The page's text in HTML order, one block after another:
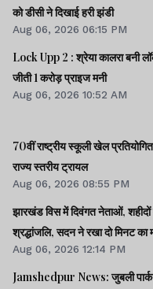
को डीसी ने दिखाई हरी झंडी
Aug 06, 2026 06:15 PM
Lock Upp 2 : श्रेया कालरा बनी
जीती 1 करोड़ प्राइज मनी
Aug 06, 2026 10:52 AM
70वीं राष्ट्रीय स्कूली खेल
राज्य स्तरीय ट्रायल
Aug 06, 2026 08:55 PM
झारखंड विस में दिवंगत नेताओं, शहीदों
श्रद्धांजलि, सदन ने रखा दो मिनट का
Aug 06, 2026 12:14 PM
Jamshedpur News: जुबली